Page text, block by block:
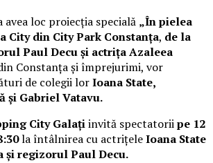
avea loc proiecția specială „În pielea
City din City Park Constanța, de la
Paul Decu și actrița Azaleea
Constanța și împrejurimi, vor
de colegii lorIoana State,
și Gabriel Vatavu.
City Galațiinvită spectatoriipe 12
la întâlnirea cu actrițeleIoana State
și regizorul Paul Decu.